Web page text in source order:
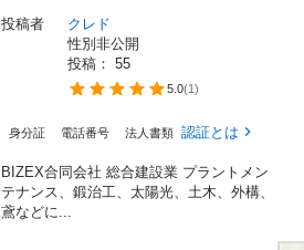
投稿者
クレド
性別非公開
投稿： 55
5.0(1)
身分証 電話番号 法人書類 認証とは
BIZEX合同会社 総合建設業 プラントメン
テナンス、鍛治工、太陽光、土木、外構、
鳶などに...